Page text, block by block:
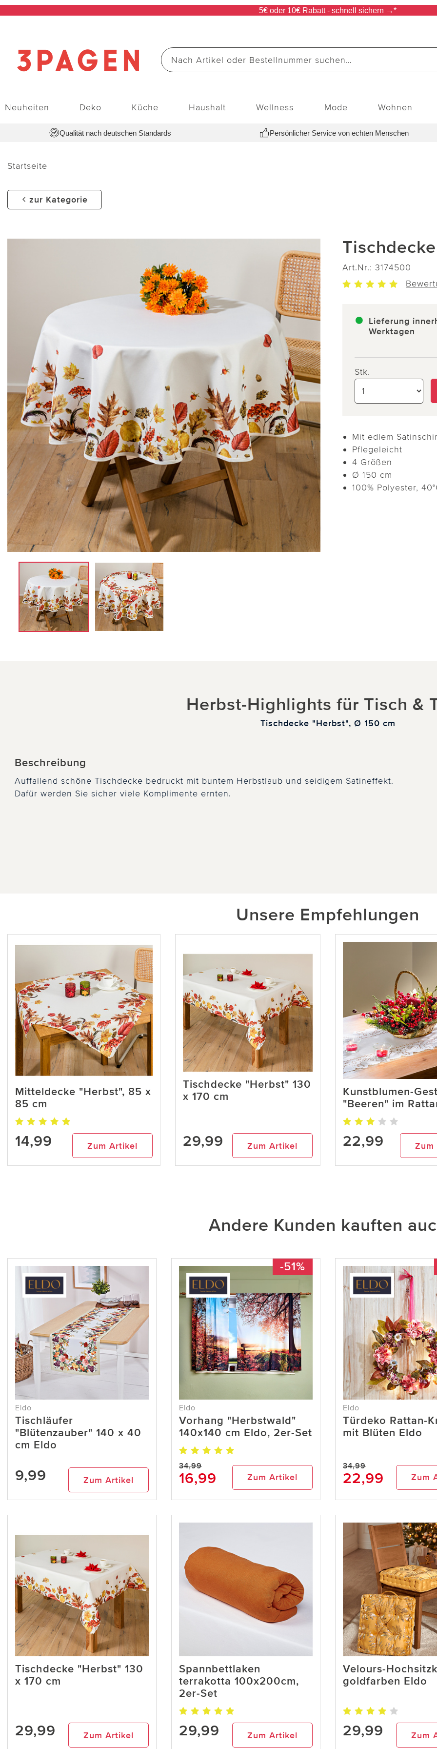
5€ oder 10€ Rabatt - schnell sichern →*
Neuheiten Deko Küche Haushalt Wellness Mode Wohnen
Qualität nach deutschen Standards Persönlicher Service von echten Menschen
Startseite
zur Kategorie
Art.Nr.: 3174500
Lieferung
Werktagen
Stk.
Mit edlem
Pflegeleicht
4 Größen
Ø 150 cm
100% Polyester,
Herbst-Highlights für Tisch &
Tischdecke "Herbst", Ø 150 cm
Beschreibung
Auffallend schöne Tischdecke bedruckt mit buntem Herbstlaub und seidigem Satineffekt.
Dafür werden Sie sicher viele Komplimente ernten.
Unsere Empfehlungen
Mitteldecke "Herbst", 85 x
85 cm
14,99 Zum Artikel
Tischdecke "Herbst" 130
x 170 cm
29,99 Zum Artikel
Kunstblumen-
"Beeren" im
22,99 Zum
Andere Kunden kauften
Eldo
Tischläufer
"Blütenzauber" 140 x 40
cm Eldo
9,99 Zum Artikel
-51%
Eldo
Vorhang "Herbstwald"
140x140 cm Eldo, 2er-Set
34,99
16,99 Zum Artikel
Eldo
Türdeko Rattan-
mit Blüten Eldo
34,99
22,99 Zum
Tischdecke "Herbst" 130
x 170 cm
29,99 Zum Artikel
Spannbettlaken
terrakotta 100x200cm,
2er-Set
29,99 Zum Artikel
Velours-
goldfarben Eldo
29,99 Zum